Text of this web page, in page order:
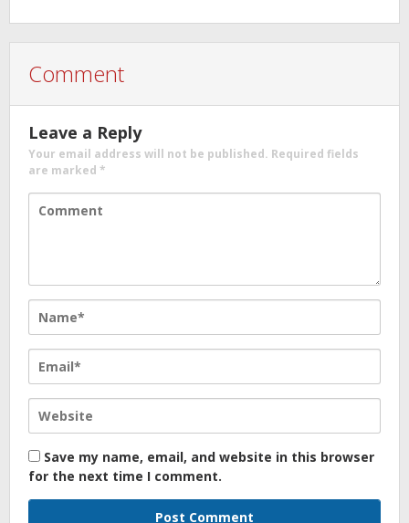
Comment
Leave a Reply
Your email address will not be published. Required fields
are marked *
Save my name, email, and website in this browser
for the next time I comment.